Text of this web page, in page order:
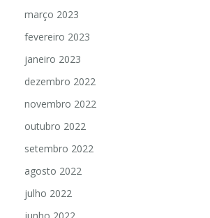
março 2023
fevereiro 2023
janeiro 2023
dezembro 2022
novembro 2022
outubro 2022
setembro 2022
agosto 2022
julho 2022